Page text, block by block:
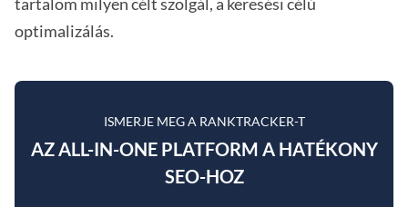
optimalizálás.
ISMERJE MEG A RANKTRACKER-T
AZ ALL-IN-ONE PLATFORM A HATÉKONY
SEO-HOZ